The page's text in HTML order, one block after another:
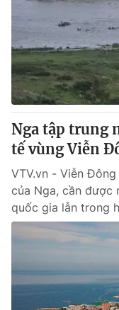
Hitech Công nghệ
Sản phẩm
Thị trường
Tư vấn
Giao lưu trực
Lịch phát sóng
Chuyên mục khác
Emagazine
Photo
Video
VTV Money
Nga tập trung
tế vùng Viễn
VTV.vn - Viễn
của Nga, cần được
quốc gia lẫn trong